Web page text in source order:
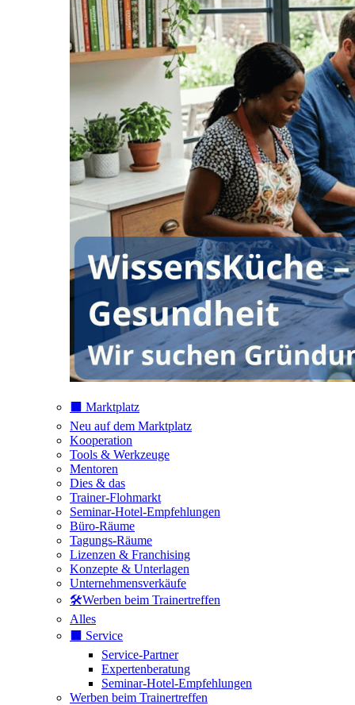
⬛️ Marktplatz
Neu auf dem Marktplatz
Kooperation
Tools & Werkzeuge
Mentoren
Dies & das
Trainer-Flohmarkt
Seminar-Hotel-Empfehlungen
Büro-Räume
Tagungs-Räume
Lizenzen & Franchising
Konzepte & Unterlagen
Unternehmensverkäufe
🛠️Werben beim Trainertreffen
Alles
⬛️ Service
Service-Partner
Expertenberatung
Seminar-Hotel-Empfehlungen
Werben beim Trainertreffen